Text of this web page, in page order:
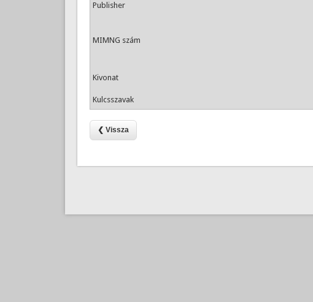
Publisher
MIMNG szám
Kivonat
Kulcsszavak